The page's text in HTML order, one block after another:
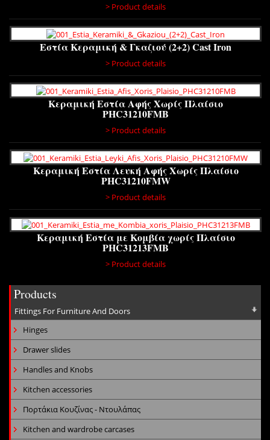
> Product details
Εστία Κεραμική & Γκαζιού (2+2) Cast Iron
> Product details
Κεραμική Εστία Αφής Χωρίς Πλαίσιο
PHC31210FMB
> Product details
Κεραμική Εστία Λευκή Αφής Χωρίς Πλαίσιο
PHC31210FMW
> Product details
Κεραμική Εστία με Κομβία χωρίς Πλαίσιο
PHC31213FMB
> Product details
Products
Fittings For Furniture And Doors
Hinges
Drawer slides
Handles and Knobs
Kitchen accessories
Πορτάκια Κουζίνας - Ντουλάπας
Kitchen and wardrobe carcases